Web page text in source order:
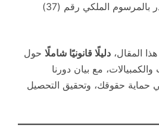
الصادر بالمرسوم الملكي رقم (37)
المقال، دليلًا قانونيًا شاملًا حول
مع بيان دورنا
حماية حقوقك، وتحقيق التحصيل